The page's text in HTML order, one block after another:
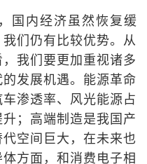
国内经济虽然恢复缓
们仍有比较优势。从
我们要更加重视诸多
发展机遇。能源革命
渗透率、风光能源占
；高端制造是我国产
空间巨大，在未来也
方面，和消费电子相